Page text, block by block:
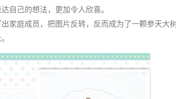
自己的想法，更加令人欣喜。
家庭成员，把图片反转，反而成为了一颗参天大